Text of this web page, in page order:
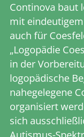
Continova baut
mit
auch für
„Logopädie
in der
logopädische
nahegelegene
organisiert
sich